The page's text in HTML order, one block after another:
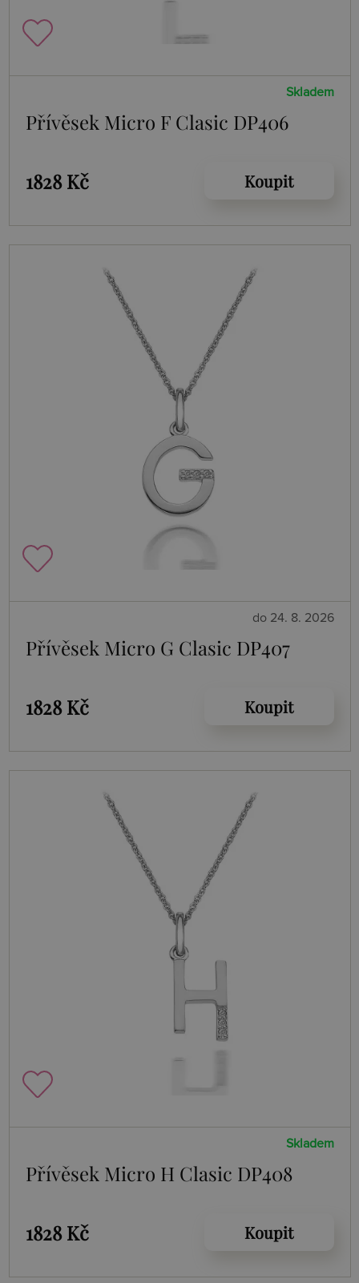
Skladem
Přívěsek Micro F Clasic DP406
1828 Kč Koupit
do 24. 8. 2026
Přívěsek Micro G Clasic DP407
1828 Kč Koupit
Skladem
Přívěsek Micro H Clasic DP408
1828 Kč Koupit